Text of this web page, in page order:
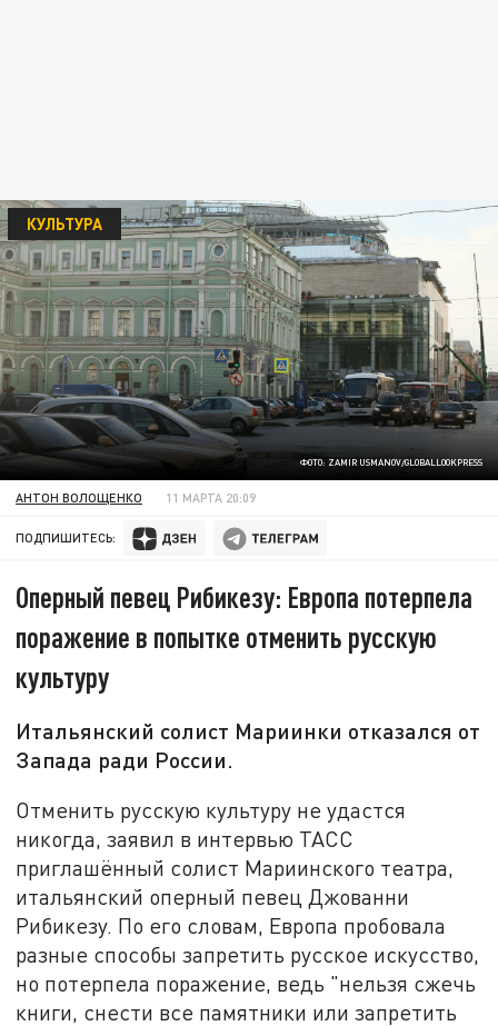
ФОТО: ZAMIR USMANOV/GLOBALLOOKPRESS
КУЛЬТУРА
АНТОН ВОЛОЩЕНКО 11 МАРТА 20:09
ПОДПИШИТЕСЬ:
Оперный певец Рибикезу: Европа потерпела
поражение в попытке отменить русскую
культуру
Итальянский солист Мариинки отказался от
Запада ради России.
Отменить русскую культуру не удастся
никогда, заявил в интервью ТАСС
приглашённый солист Мариинского театра,
итальянский оперный певец Джованни
Рибикезу. По его словам, Европа пробовала
разные способы запретить русское искусство,
но потерпела поражение, ведь "нельзя сжечь
книги, снести все памятники или запретить